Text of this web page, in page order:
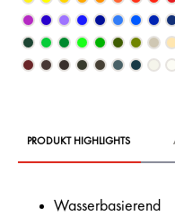
PRODUKT HIGHLIGHTS
Wasserbasierend